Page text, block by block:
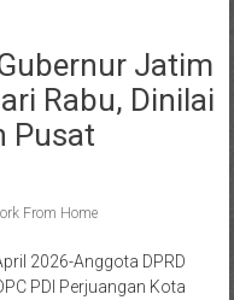
Jatim
Rabu, Dinilai
Pusat
From Home
2026-Anggota DPRD
PDI Perjuangan Kota